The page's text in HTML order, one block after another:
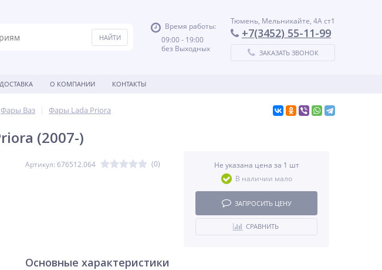
Время работы:
09:00 - 19:00
без Выходных
Тюмень, Мельникайте, 4А ст1
+7(3452) 55-11-99
ЗАКАЗАТЬ ЗВОНОК
ДОСТАВКА О КОМПАНИИ КОНТАКТЫ
Фары Ваз
Фары Lada Priora
(2007-)
Артикул: 676512.064 (0)
Не указана цена за 1 шт
В наличии мало
ЗАПРОСИТЬ ЦЕНУ
СРАВНИТЬ
Основные характеристики